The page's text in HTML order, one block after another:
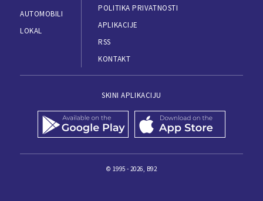
AUTOMOBILI
LOKAL
POLITIKA PRIVATNOSTI
APLIKACIJE
RSS
KONTAKT
SKINI APLIKACIJU
© 1995 - 2026, B92